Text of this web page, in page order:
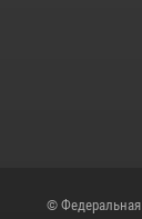
©